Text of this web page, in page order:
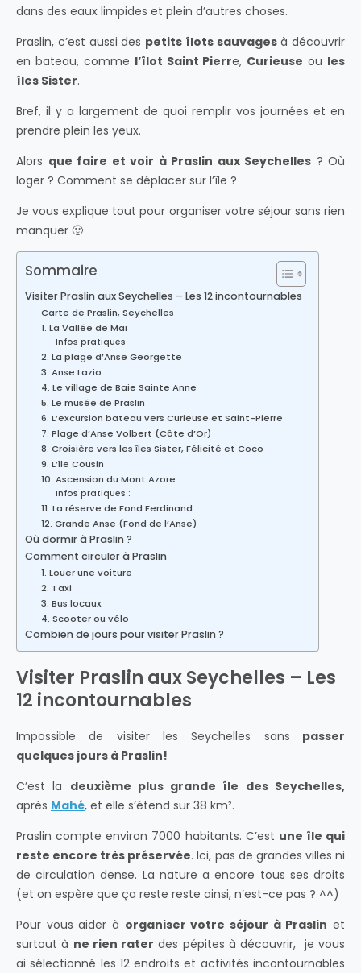
dans des eaux limpides et plein d’autres choses.
Praslin, c’est aussi des petits îlots sauvagesà découvrir
en bateau, comme l’îlot Saint Pierre, Curieuse ou les
îles Sister.
Bref, il y a largement de quoi remplir vos journées et en
prendre plein les yeux.
Alors que faire et voir à Praslin aux Seychelles ? Où
loger ? Comment se déplacer sur l’île ?
Je vous explique tout pour organiser votre séjour sans rien
manquer 🙂
Sommaire
Visiter Praslin aux Seychelles – Les 12 incontournables
Carte de Praslin, Seychelles
1. La Vallée de Mai
Infos pratiques
2. La plage d’Anse Georgette
3. Anse Lazio
4. Le village de Baie Sainte Anne
5. Le musée de Praslin
6. L’excursion bateau vers Curieuse et Saint-Pierre
7. Plage d’Anse Volbert (Côte d’Or)
8. Croisière vers les îles Sister, Félicité et Coco
9. L’île Cousin
10. Ascension du Mont Azore
Infos pratiques :
11. La réserve de Fond Ferdinand
12. Grande Anse (Fond de l’Anse)
Où dormir à Praslin ?
Comment circuler à Praslin
1. Louer une voiture
2. Taxi
3. Bus locaux
4. Scooter ou vélo
Combien de jours pour visiter Praslin ?
Visiter Praslin aux Seychelles – Les
12 incontournables
Impossible de visiter les Seychelles sans passer
quelques jours à Praslin!
C’est la deuxième plus grande île des Seychelles,
après Mahé, et elle s’étend sur 38 km².
Praslin compte environ 7000 habitants. C’est une île qui
reste encore très préservée. Ici, pas de grandes villes ni
de circulation dense. La nature a encore tous ses droits
(et on espère que ça reste reste ainsi, n’est-ce pas ? ^^)
Pour vous aider à organiser votre séjour à Praslin et
surtout à ne rien rater des pépites à découvrir, je vous
ai sélectionné les 12 endroits et activités incontournables